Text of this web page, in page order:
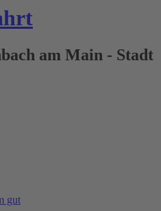
am Main - Stadt
gut